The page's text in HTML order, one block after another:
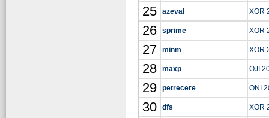
25 azeval XOR
26 sprime XOR
27 minm XOR
28 maxp OJI
29 petrecere ONI
30 dfs XOR